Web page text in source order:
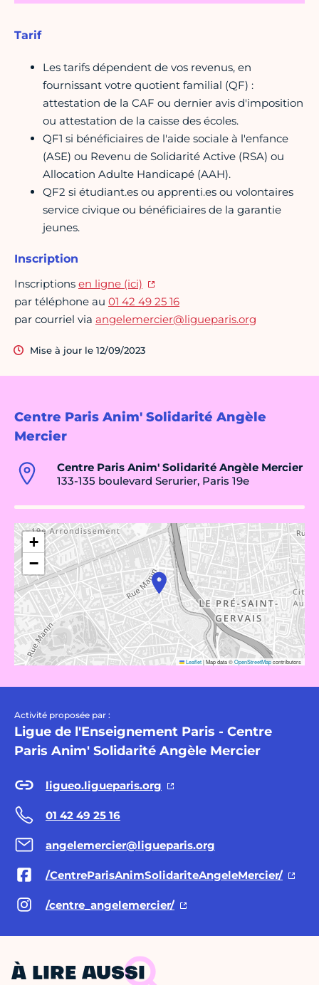
Centre Paris Anim' Solidarité Angèle
Mercier
Centre Paris Anim' Solidarité Angèle Mercier
133-135 boulevard Serurier, Paris 19e
+
−
Leaflet|Map data ©OpenStreetMapcontributors
Activité proposée par :
Ligue de l'Enseignement Paris - Centre
Paris Anim' Solidarité Angèle Mercier
ligueo.ligueparis.org
01 42 49 25 16
angelemercier@ligueparis.org
/CentreParisAnimSolidariteAngeleMercier/
/centre_angelemercier/
Tarif
Les tarifs dépendent de vos revenus, en
fournissant votre quotient familial (QF) :
attestation de la CAF ou dernier avis d'imposition
ou attestation de la caisse des écoles.
QF1 si bénéficiaires de l'aide sociale à l'enfance
(ASE) ou Revenu de Solidarité Active (RSA) ou
Allocation Adulte Handicapé (AAH).
QF2 si étudiant.es ou apprenti.es ou volontaires
service civique ou bénéficiaires de la garantie
jeunes.
Inscription
Inscriptions en ligne (ici)
par téléphone au 01 42 49 25 16
par courriel via angelemercier@ligueparis.org
Mise à jour le 12/09/2023
À LIRE AUSSI